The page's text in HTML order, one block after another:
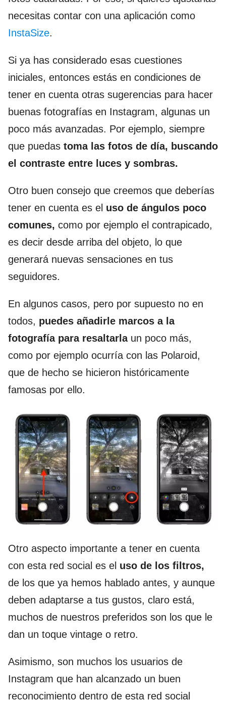
necesitas contar con una aplicación como
InstaSize.
Si ya has considerado esas cuestiones
iniciales, entonces estás en condiciones de
tener en cuenta otras sugerencias para hacer
buenas fotografías en Instagram, algunas un
poco más avanzadas. Por ejemplo, siempre
que puedas toma las fotos de día, buscando
el contraste entre luces y sombras.
Otro buen consejo que creemos que deberías
tener en cuenta es el uso de ángulos poco
comunes, como por ejemplo el contrapicado,
es decir desde arriba del objeto, lo que
generará nuevas sensaciones en tus
seguidores.
En algunos casos, pero por supuesto no en
todos, puedes añadirle marcos a la
fotografía para resaltarlaun poco más,
como por ejemplo ocurría con las Polaroid,
que de hecho se hicieron históricamente
famosas por ello.
Otro aspecto importante a tener en cuenta
con esta red social es el uso de los filtros,
de los que ya hemos hablado antes, y aunque
deben adaptarse a tus gustos, claro está,
muchos de nuestros preferidos son los que le
dan un toque vintage o retro.
Asimismo, son muchos los usuarios de
Instagram que han alcanzado un buen
reconocimiento dentro de esta red social